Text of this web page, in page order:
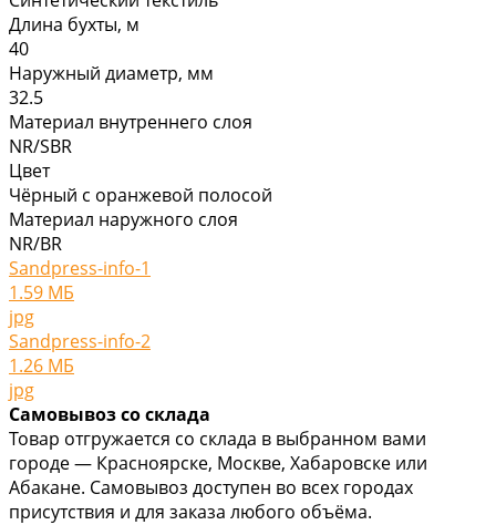
Длина бухты, м
40
Наружный диаметр, мм
32.5
Материал внутреннего слоя
NR/SBR
Цвет
Чёрный с оранжевой полосой
Материал наружного слоя
NR/BR
Sandpress-info-1
1.59 МБ
jpg
Sandpress-info-2
1.26 МБ
jpg
Самовывоз со склада
Товар отгружается со склада в выбранном вами
городе — Красноярске, Москве, Хабаровске или
Абакане. Самовывоз доступен во всех городах
присутствия и для заказа любого объёма.